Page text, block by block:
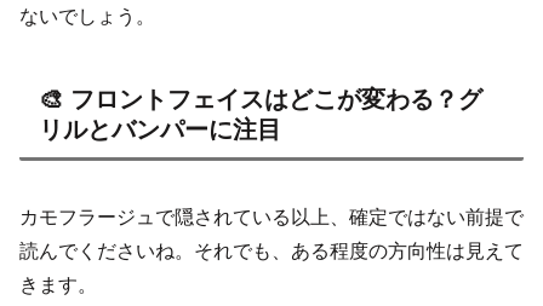
ないでしょう。
🎨 フロントフェイスはどこが変わる？グ
リルとバンパーに注目
カモフラージュで隠されている以上、確定ではない前提で
読んでくださいね。それでも、ある程度の方向性は見えて
きます。